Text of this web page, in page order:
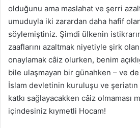
olduğunu ama maslahat ve şerri
umuduyla iki zarardan daha hafif
söylemiştiniz. Şimdi ülkenin
zaaflarını azaltmak niyetiyle şirk
onaylamak câiz olurken, benim
bile ulaşmayan bir günahken – ve
İslam devletinin kuruluşu ve
katkı sağlayacakken câiz olmaması
içindesiniz kıymetli Hocam!